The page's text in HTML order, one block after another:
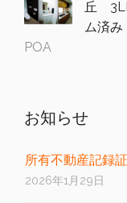
丘
ム済
POA
お知らせ
所有不動産記録
2026年1月29日